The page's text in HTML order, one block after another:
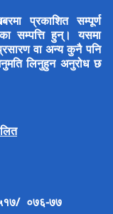
प्रकाशित सम्पूर्ण
सम्पत्ति हुन्। यसमा
वा अन्य कुनै पनि
लिनुहुन अनुरोध छ
०७६-७७